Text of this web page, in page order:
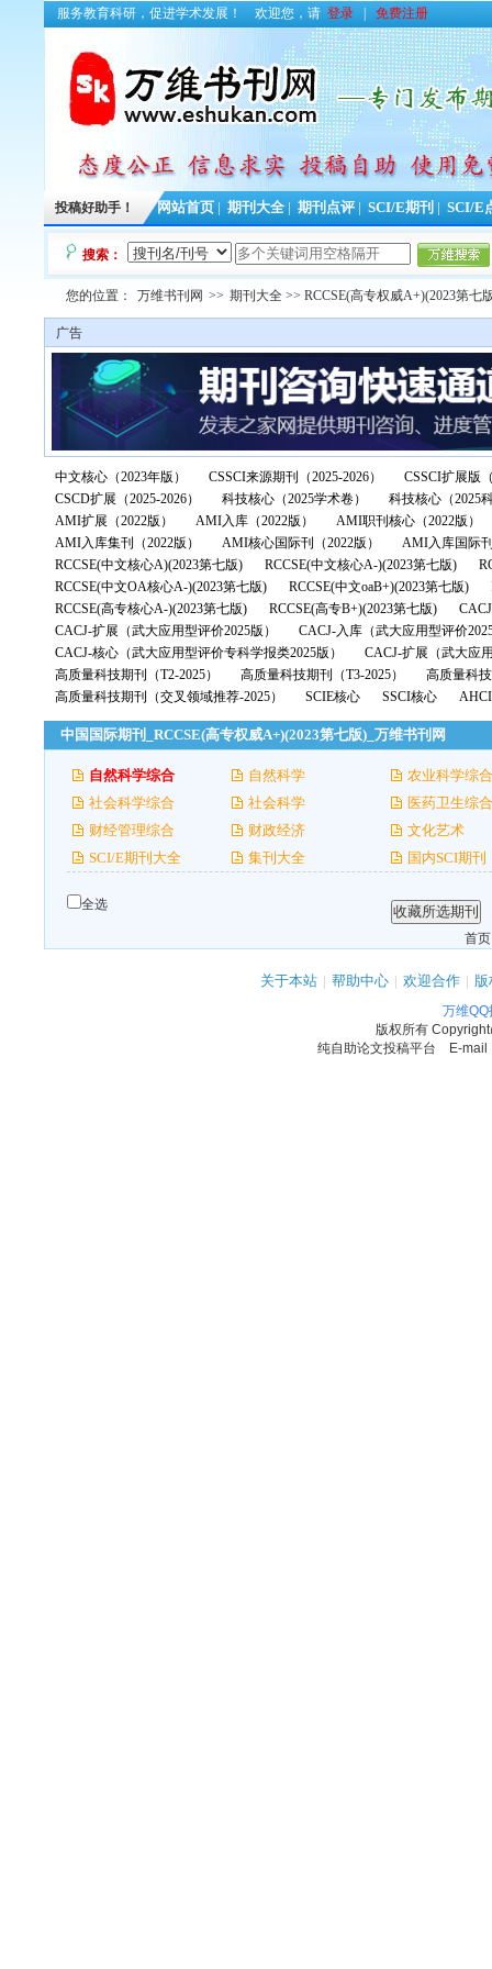
服务教育科研，促进学术发展！ 欢迎您，请 登录 免费注册
投稿好助手！ 网站首页 期刊大全 期刊点评 SCI/E期刊 SCI/E
搜索：
您的位置： 万维书刊网 >> 期刊大全 >> RCCSE(高专权威A+)(2023第七
广告
中文核心（2023年版） CSSCI来源期刊（2025-2026）
CSSCI扩展版
CSCD扩展（2025-2026）
科技核心（2025学术卷）
科技核心（2025
AMI扩展（2022版）
AMI入库（2022版）
AMI职刊核心（2022版）
AMI入库集刊（2022版）
AMI核心国际刊（2022版）
AMI入库国际
RCCSE(中文核心A)(2023第七版)
RCCSE(中文核心A-)(2023第七版)
RCCSE(中文OA核心A-)(2023第七版)
RCCSE(中文oaB+)(2023第七版)
RCCSE(高专核心A-)(2023第七版)
RCCSE(高专B+)(2023第七版)
CACJ-扩展（武大应用型评价2025版）
CACJ-入库（武大应用型评价
CACJ-核心（武大应用型评价专科学报类2025版）
CACJ-扩展（武大应
高质量科技期刊（T2-2025）
高质量科技期刊（T3-2025）
高质量科
高质量科技期刊（交叉领域推荐-2025）
SCIE核心 SSCI核心
中国国际期刊_RCCSE(高专权威A+)(2023第七版)_万维书刊网
自然科学综合 自然科学
农业科学综合
社会科学综合
社会科学
医药卫生综合
财经管理综合
财政经济
文化艺术
SCI/E期刊大全
集刊大全 国内SCI期刊
全选
首
关于本站 | 帮助中心 | 欢迎合作 |
万维
版权所有
纯自助论文投稿平台 E-mail